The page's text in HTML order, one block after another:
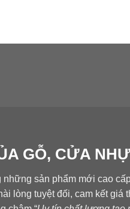
GỖ, CỬA
sản phẩm mới cao
lòng tuyệt đối, cam kết